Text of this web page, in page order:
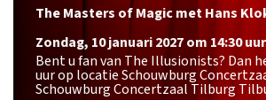
The Masters of Magic met Hans
zondag, 10 januari 2027 om 14:30uur
Bent u fan van The Illusionists? Dan
uur op locatie Schouwburg
Schouwburg Concertzaal Tilburg